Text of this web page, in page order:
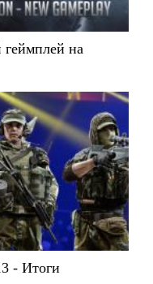
геймплей на
- Итоги